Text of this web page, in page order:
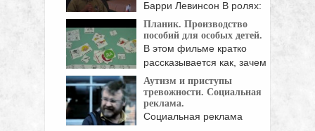
Барри Левинсон В ролях:
Дастин Хоффман, Том ...
Планик. Производство
пособий для особых детей.
В этом фильме кратко
рассказывается как, зачем
...
Аутизм и приступы
тревожности. Социальная
реклама.
Социальная реклама